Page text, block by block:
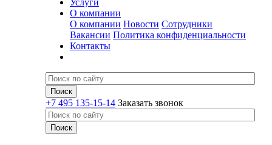
Услуги
О компании
О компании Новости Сотрудники
Вакансии Политика конфиденциальности
Контакты
+7 495 135-15-14 Заказать звонок